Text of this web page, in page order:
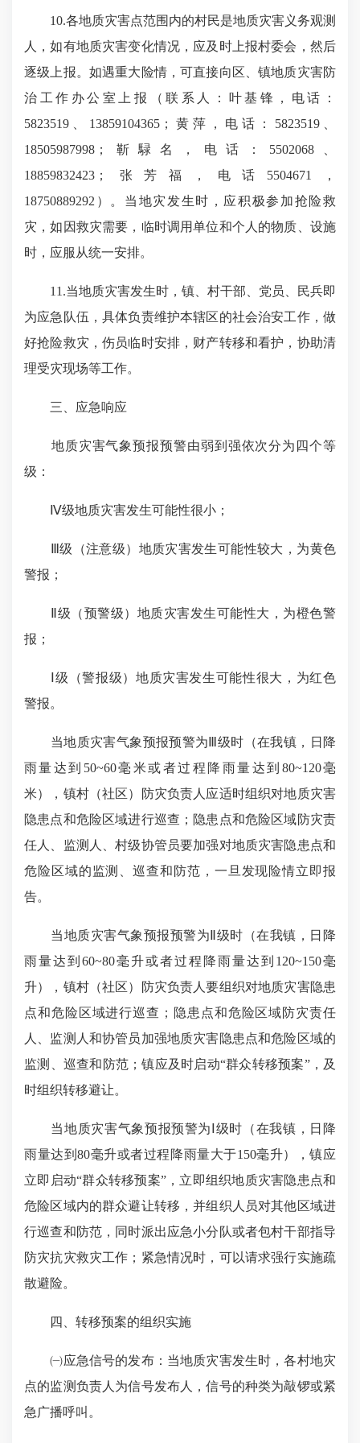
10.各地质灾害点范围内的村民是地质灾害义务观测
人，如有地质灾害变化情况，应及时上报村委会，然后
逐级上报。如遇重大险情，可直接向区、镇地质灾害防
治工作办公室上报（联系人：叶基锋，电话：
5823519、13859104365；黄萍，电话：5823519、
18505987998；靳騄名，电话：5502068、
18859832423；张芳福，电话5504671，
18750889292）。当地灾发生时，应积极参加抢险救
灾，如因救灾需要，临时调用单位和个人的物质、设施
时，应服从统一安排。
11.当地质灾害发生时，镇、村干部、党员、民兵即
为应急队伍，具体负责维护本辖区的社会治安工作，做
好抢险救灾，伤员临时安排，财产转移和看护，协助清
理受灾现场等工作。
三、应急响应
地质灾害气象预报预警由弱到强依次分为四个等
级：
Ⅳ级地质灾害发生可能性很小；
Ⅲ级（注意级）地质灾害发生可能性较大，为黄色
警报；
Ⅱ级（预警级）地质灾害发生可能性大，为橙色警
报；
Ⅰ级（警报级）地质灾害发生可能性很大，为红色
警报。
当地质灾害气象预报预警为Ⅲ级时（在我镇，日降
雨量达到50~60毫米或者过程降雨量达到80~120毫
米），镇村（社区）防灾负责人应适时组织对地质灾害
隐患点和危险区域进行巡查；隐患点和危险区域防灾责
任人、监测人、村级协管员要加强对地质灾害隐患点和
危险区域的监测、巡查和防范，一旦发现险情立即报
告。
当地质灾害气象预报预警为Ⅱ级时（在我镇，日降
雨量达到60~80毫升或者过程降雨量达到120~150毫
升），镇村（社区）防灾负责人要组织对地质灾害隐患
点和危险区域进行巡查；隐患点和危险区域防灾责任
人、监测人和协管员加强地质灾害隐患点和危险区域的
监测、巡查和防范；镇应及时启动“群众转移预案”，及
时组织转移避让。
当地质灾害气象预报预警为Ⅰ级时（在我镇，日降
雨量达到80毫升或者过程降雨量大于150毫升），镇应
立即启动“群众转移预案”，立即组织地质灾害隐患点和
危险区域内的群众避让转移，并组织人员对其他区域进
行巡查和防范，同时派出应急小分队或者包村干部指导
防灾抗灾救灾工作；紧急情况时，可以请求强行实施疏
散避险。
四、转移预案的组织实施
㈠应急信号的发布：当地质灾害发生时，各村地灾
点的监测负责人为信号发布人，信号的种类为敲锣或紧
急广播呼叫。